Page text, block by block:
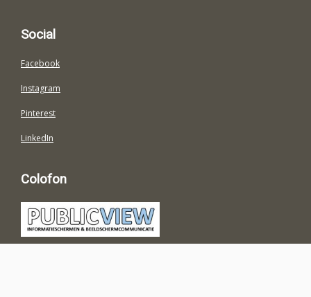
Social
Facebook
Instagram
Pinterest
LinkedIn
Colofon